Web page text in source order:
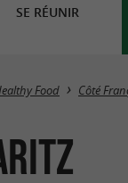
SE RÉUNIR
Food Côté